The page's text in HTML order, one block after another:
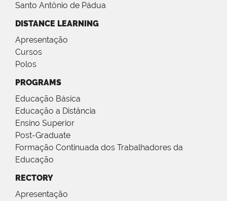
Santo Antônio de Pádua
DISTANCE LEARNING
Apresentação
Cursos
Polos
PROGRAMS
Educação Básica
Educação a Distância
Ensino Superior
Post-Graduate
Formação Continuada dos Trabalhadores da
Educação
RECTORY
Apresentação